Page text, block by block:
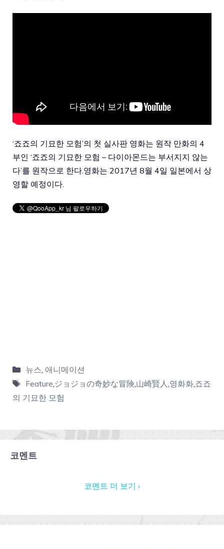
‘죠죠의 기묘한 모험’의 첫 실사판 영화는 원작 만화의 4
부인 ‘죠죠의 기묘한 모험 – 다이아몬드는 부서지지 않는
다’를 원작으로 한다.영화는 2017년 8월 4일 일본에서 상
영할 예정이다.
뉴스, 애니메이션
Feature,ジョジョの奇妙な冒険,山崎賢人,영화화,죠죠
의 기묘한 모험
코멘트
코멘트 더 보기 ›